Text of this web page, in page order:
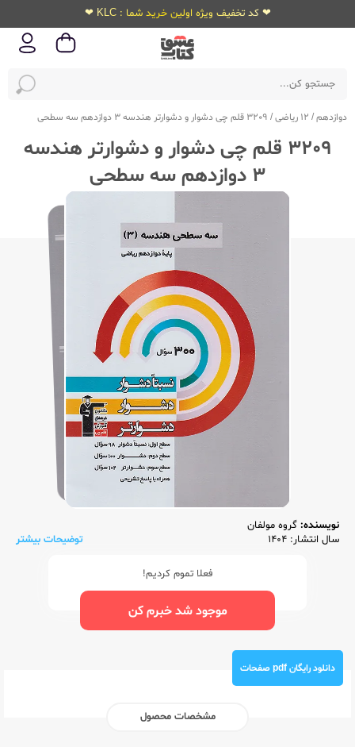
❤ کد تخفیف ویژه اولین خرید شما : KLC ❤
دوازدهم/ 12 ریاضی / 3209 قلم چی دشوار و دشوارتر هندسه 3 دوازدهم سه سطحی
3209 قلم چی دشوار و دشوارتر هندسه
3 دوازدهم سه سطحی
نویسنده: گروه مولفان
سال انتشار: 1404
توضیحات بیشتر
فعلا تموم کردیم!
موجود شد خبرم کن
دانلود رایگان pdf صفحات
مشخصات محصول